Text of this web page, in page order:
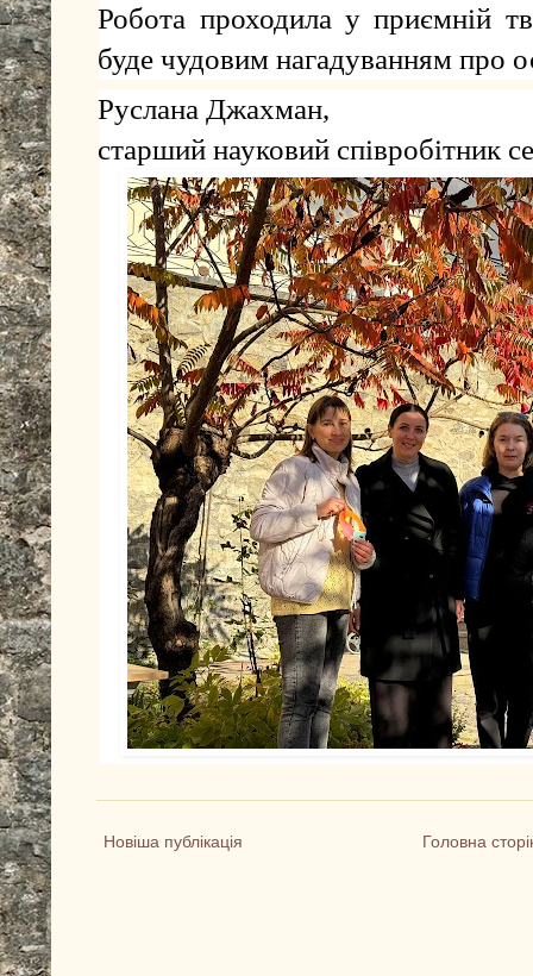
Робота проходила у приємній
буде чудовим нагадуванням про
Руслана Джахман,
старший науковий співробітник
Новіша публікація Головна